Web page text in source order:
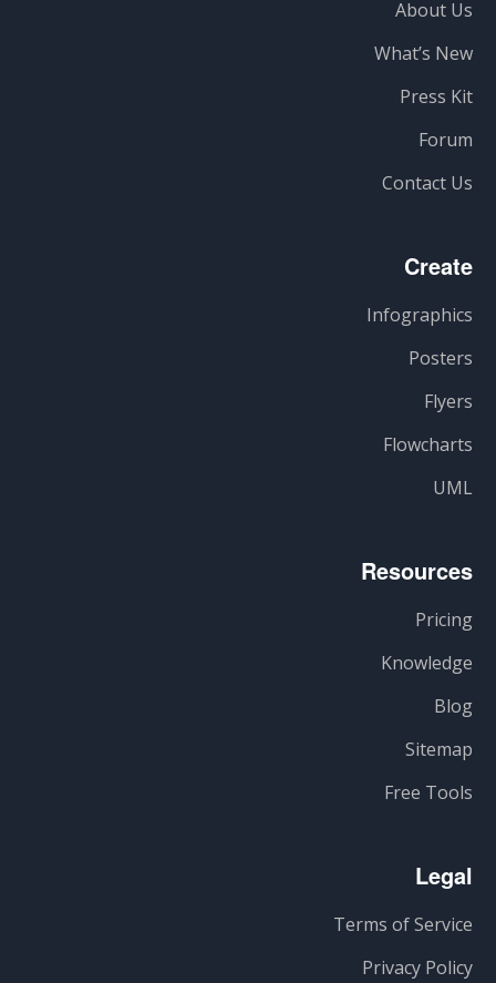
About Us
What’s New
Press Kit
Forum
Contact Us
Create
Infographics
Posters
Flyers
Flowcharts
UML
Resources
Pricing
Knowledge
Blog
Sitemap
Free Tools
Legal
Terms of Service
Privacy Policy